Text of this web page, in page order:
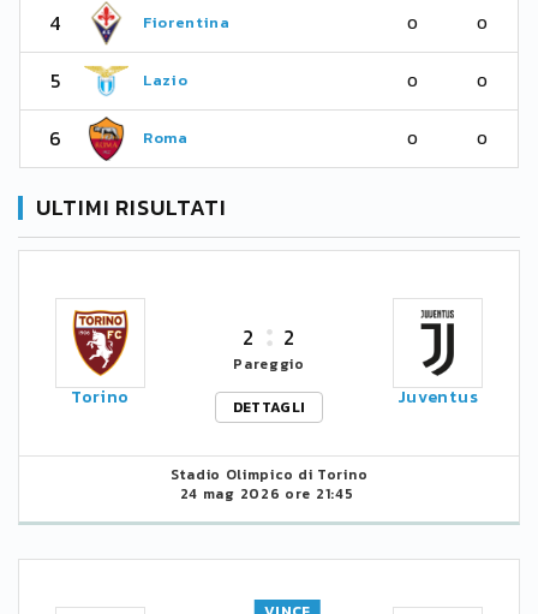
4 Fiorentina 0 0
5 Lazio 0 0
6 Roma 0 0
ULTIMI RISULTATI
Torino
2 2
Pareggio
DETTAGLI
Juventus
Stadio Olimpico di Torino
24 mag 2026 ore 21:45